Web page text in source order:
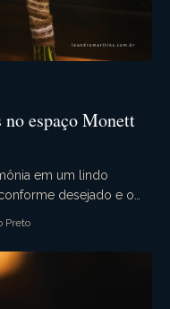
espaço Monett
em um lindo
desejado e o
Preto